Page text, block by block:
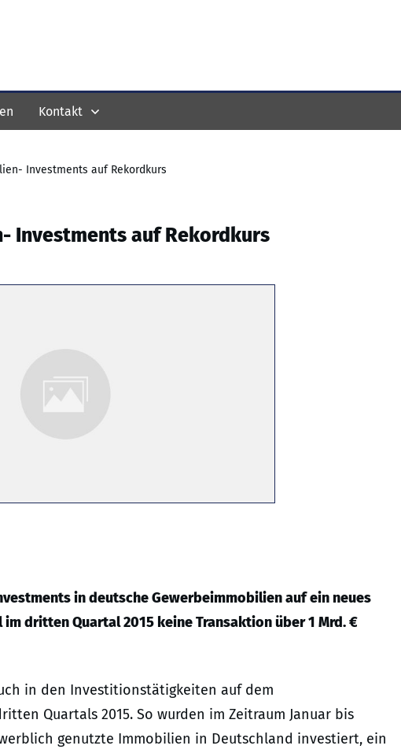
Kontakt
Investments auf Rekordkurs
Investments auf Rekordkurs
in deutsche Gewerbeimmobilien auf ein neues
dritten Quartal 2015 keine Transaktion über 1 Mrd. €
in den Investitionstätigkeiten auf dem
Quartals 2015. So wurden im Zeitraum Januar bis
genutzte Immobilien in Deutschland investiert, ein